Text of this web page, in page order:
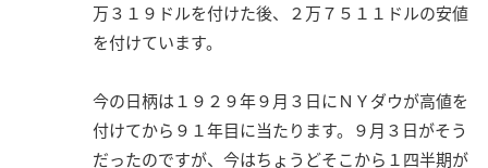
万３１９ドルを付けた後、２万７５１１ドルの安値
を付けています。
今の日柄は１９２９年９月３日にＮＹダウが高値を
付けてから９１年目に当たります。９月３日がそう
だったのですが、今はちょうどそこから１四半期が